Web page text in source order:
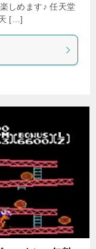
しめます♪ 任天堂
[…]